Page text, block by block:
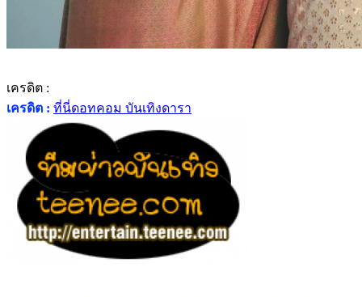
เครดิต :
เครดิต : ที่นี่ดอทคอม บันเทิงดารา